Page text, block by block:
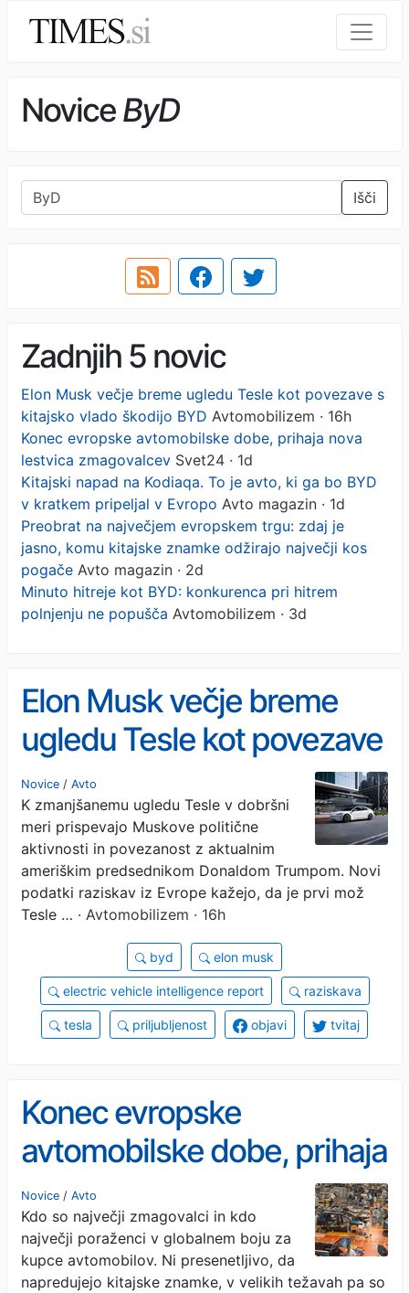
NoviceByD
Išči
Zadnjih 5 novic
Elon Musk večje breme ugledu Tesle kot povezave s
kitajsko vlado škodijo BYD Avtomobilizem · 16h
Konec evropske avtomobilske dobe, prihaja nova
lestvica zmagovalcev Svet24 · 1d
Kitajski napad na Kodiaqa. To je avto, ki ga bo BYD
v kratkem pripeljal v Evropo Avto magazin · 1d
Preobrat na največjem evropskem trgu: zdaj je
jasno, komu kitajske znamke odžirajo največji kos
pogače Avto magazin · 2d
Minuto hitreje kot BYD: konkurenca pri hitrem
polnjenju ne popušča Avtomobilizem · 3d
Elon Musk večje breme
ugledu Tesle kot povezave
s kitajsko vlado škodijo
BYD
Novice / Avto
K zmanjšanemu ugledu Tesle v dobršni
meri prispevajo Muskove politične
aktivnosti in povezanost z aktualnim
ameriškim predsednikom Donaldom Trumpom. Novi
podatki raziskav iz Evrope kažejo, da je prvi mož
Tesle … · Avtomobilizem · 16h
byd elon musk
electric vehicle intelligence report raziskava
tesla priljubljenost objavi tvitaj
Konec evropske
avtomobilske dobe, prihaja
nova lestvica zmagovalcev
Novice / Avto
Kdo so največji zmagovalci in kdo
največji poraženci v globalnem boju za
kupce avtomobilov. Ni presenetljivo, da
napredujejo kitajske znamke, v velikih težavah pa so